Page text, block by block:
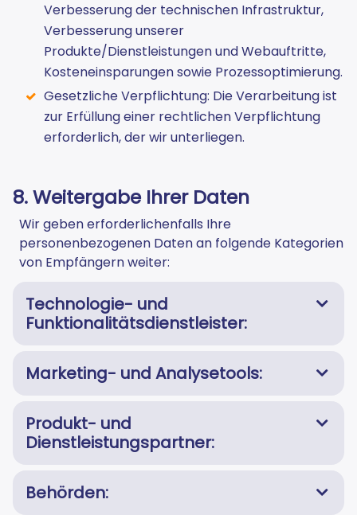
Verbesserung der technischen Infrastruktur,
Verbesserung unserer
Produkte/Dienstleistungen und Webauftritte,
Kosteneinsparungen sowie Prozessoptimierung.
Gesetzliche Verpflichtung: Die Verarbeitung ist
zur Erfüllung einer rechtlichen Verpflichtung
erforderlich, der wir unterliegen.
8. Weitergabe Ihrer Daten
Wir geben erforderlichenfalls Ihre
personenbezogenen Daten an folgende Kategorien
von Empfängern weiter:
Technologie- und
Funktionalitätsdienstleister:
Marketing- und Analysetools:
Produkt- und
Dienstleistungspartner:
Behörden: